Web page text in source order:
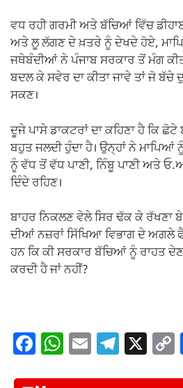
ਵਧ ਰਹੀ ਗਰਮੀ ਅਤੇ ਬੱਚਿਆਂ ਵਿੱਚ
ਅਤੇ ਲੂ ਲੱਗਣ ਦੇ ਖ਼ਤਰੇ ਨੂੰ ਦੇਖਦੇ ਹੋਏ,
ਜਥੇਬੰਦੀਆਂ ਨੇ ਪੰਜਾਬ ਸਰਕਾਰ ਤੋਂ ਮੰਗ
ਬਦਲ ਕੇ ਸਵੇਰ ਦਾ ਕੀਤਾ ਜਾਵੇ ਤਾਂ ਜੋ ਬੱਚੇ
ਸਕਣ।
ਦੂਜੇ ਪਾਸੇ ਡਾਕਟਰਾਂ ਦਾ ਕਹਿਣਾ ਹੈ ਕਿ
ਬਹੁਤ ਜਲਦੀ ਹੁੰਦਾ ਹੈ। ਉਨ੍ਹਾਂ ਨੇ ਮਾਪਿਆਂ
ਨੂੰ ਵੱਧ ਤੋਂ ਵੱਧ ਪਾਣੀ, ਨਿੰਬੂ ਪਾਣੀ ਅਤੇ
ਦਿੰਦੇ ਰਹਿਣ।
ਬਾਹਰ ਨਿਕਲਣ ਵੇਲੇ ਸਿਰ ਢੱਕ ਕੇ ਰੱਖਣਾ
ਦੀਆਂ ਨਜ਼ਰਾਂ ਸਿੱਖਿਆ ਵਿਭਾਗ ਦੇ
ਹਨ ਕਿ ਕੀ ਸਰਕਾਰ ਬੱਚਿਆਂ ਨੂੰ ਰਾਹਤ
ਕਰਦੀ ਹੈ ਜਾਂ ਨਹੀਂ?
F W E T X